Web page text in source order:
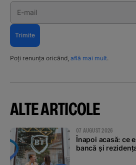
E-mail
Trimite
Poți renunța oricând, află mai mult.
ALTE ARTICOLE
07 AUGUST 2026
Înapoi acasă: ce
bancă și